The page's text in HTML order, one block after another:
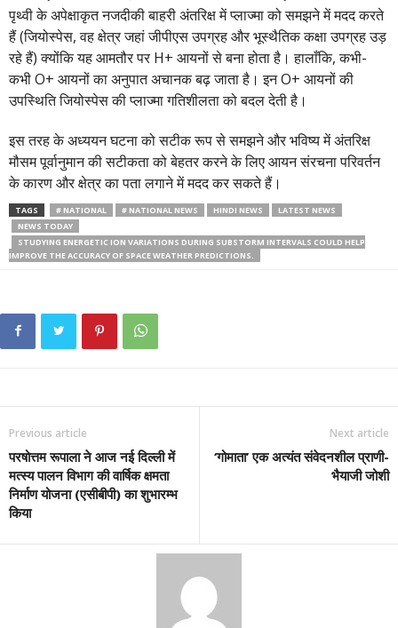
पृथ्वी के अपेक्षाकृत नजदीकी बाहरी अंतरिक्ष में प्लाज्मा को समझने में मदद करते
हैं (जियोस्पेस, वह क्षेत्र जहां जीपीएस उपग्रह और भूस्थैतिक कक्षा उपग्रह उड़
रहे हैं) क्योंकि यह आमतौर पर H+ आयनों से बना होता है। हालाँकि, कभी-
कभी O+ आयनों का अनुपात अचानक बढ़ जाता है। इन O+ आयनों की
उपस्थिति जियोस्पेस की प्लाज्मा गतिशीलता को बदल देती है।
इस तरह के अध्ययन घटना को सटीक रूप से समझने और भविष्य में अंतरिक्ष
मौसम पूर्वानुमान की सटीकता को बेहतर करने के लिए आयन संरचना परिवर्तन
के कारण और क्षेत्र का पता लगाने में मदद कर सकते हैं।
TAGS # NATIONAL # NATIONAL NEWS HINDI NEWS
LATEST NEWS
NEWS TODAY
STUDYING ENERGETIC ION VARIATIONS DURING SUBSTORM INTERVALS COULD HELP
IMPROVE THE ACCURACY OF SPACE WEATHER PREDICTIONS.
Previous article
परषोत्तम रूपाला ने आज नई दिल्ली में
मत्स्य पालन विभाग की वार्षिक क्षमता
निर्माण योजना (एसीबीपी) का शुभारम्भ
किया
Next article
‘गोमाता’ एक अत्यंत संवेदनशील प्राणी-
भैयाजी जोशी